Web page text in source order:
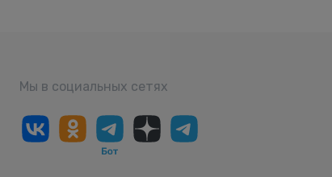
Мы в социальных сетях